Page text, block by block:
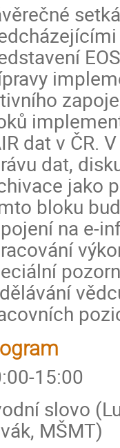
dat v ČR.
dat,
jako
bloku
na e-
15:00
slovo
MŠMT)